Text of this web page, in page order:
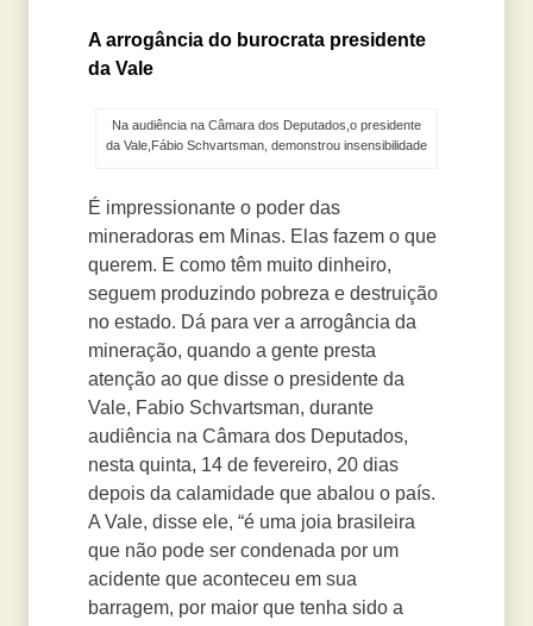
A arrogância do burocrata presidente
da Vale
Na audiência na Câmara dos Deputados,o presidente
da Vale,Fábio Schvartsman, demonstrou insensibilidade
É impressionante o poder das
mineradoras em Minas. Elas fazem o que
querem. E como têm muito dinheiro,
seguem produzindo pobreza e destruição
no estado. Dá para ver a arrogância da
mineração, quando a gente presta
atenção ao que disse o presidente da
Vale, Fabio Schvartsman, durante
audiência na Câmara dos Deputados,
nesta quinta, 14 de fevereiro, 20 dias
depois da calamidade que abalou o país.
A Vale, disse ele, “é uma joia brasileira
que não pode ser condenada por um
acidente que aconteceu em sua
barragem, por maior que tenha sido a